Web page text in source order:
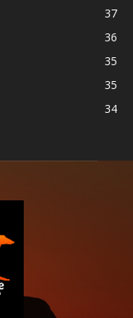
37
36
35
35
34